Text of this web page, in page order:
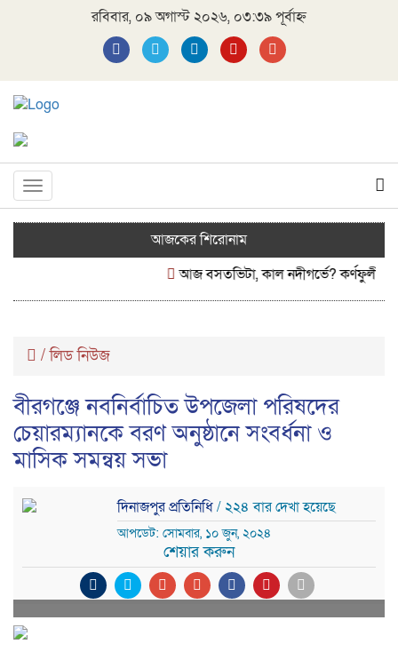
রবিবার, ০৯ অগাস্ট ২০২৬, ০৩:৩৯ পূর্বাহ্ন
Toggle
navigation
আজকের শিরোনাম
আজ বসতভিটা, কাল নদীগর্ভে? কর্ণফুলীর
/লিড নিউজ
বীরগঞ্জে নবনির্বাচিত উপজেলা পরিষদের
চেয়ারম্যানকে বরণ অনুষ্ঠানে সংবর্ধনা ও
মাসিক সমন্বয় সভা
দিনাজপুর প্রতিনিধি/ ২২৪ বার দেখা হয়েছে
আপডেট: সোমবার, ১০ জুন, ২০২৪
শেয়ার করুন